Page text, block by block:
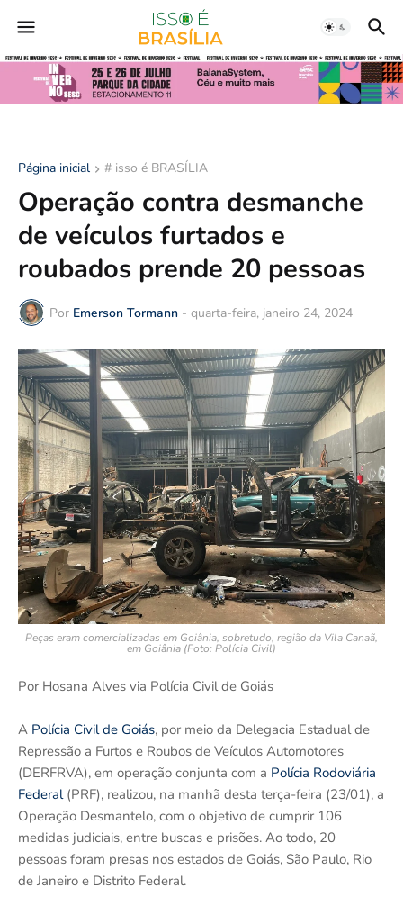
Página inicial # isso é BRASÍLIA
Operação contra desmanche
de veículos furtados e
roubados prende 20 pessoas
Por Emerson Tormann - quarta-feira, janeiro 24, 2024
Peças eram comercializadas em Goiânia, sobretudo, região da Vila Canaã,
em Goiânia (Foto: Polícia Civil)
Por Hosana Alves via Polícia Civil de Goiás
A Polícia Civil de Goiás, por meio da Delegacia Estadual de
Repressão a Furtos e Roubos de Veículos Automotores
(DERFRVA), em operação conjunta com a Polícia Rodoviária
Federal (PRF), realizou, na manhã desta terça-feira (23/01), a
Operação Desmantelo, com o objetivo de cumprir 106
medidas judiciais, entre buscas e prisões. Ao todo, 20
pessoas foram presas nos estados de Goiás, São Paulo, Rio
de Janeiro e Distrito Federal.